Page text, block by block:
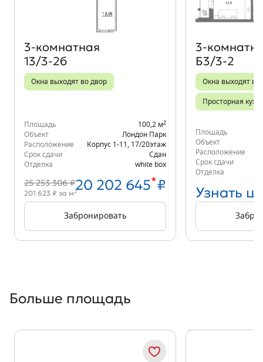
3‑комнатная
13/3-2б
Окна выходят во двор
Площадь 100,2 м2
Объект
Лондон Парк
Расположение
Корпус 1-11 17/20этаж
Срок сдачи
Сдан
Отделка
white box
25 253 306 ₽20 202 645*₽
201 623 ₽ за м2
Забронировать
Б3/3-2
Окна выходят во
Просторная
Площадь
Объект
Расположение
Срок сдачи
Отделка
Узнать
Больше площадь